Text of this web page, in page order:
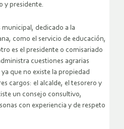
y presidente.
municipal, dedicado a la
como el servicio de educación,
es el presidente o comisariado
cuestiones agrarias
que no existe la propiedad
cargos: el alcalde, el tesorero y
un consejo consultivo,
con experiencia y de respeto